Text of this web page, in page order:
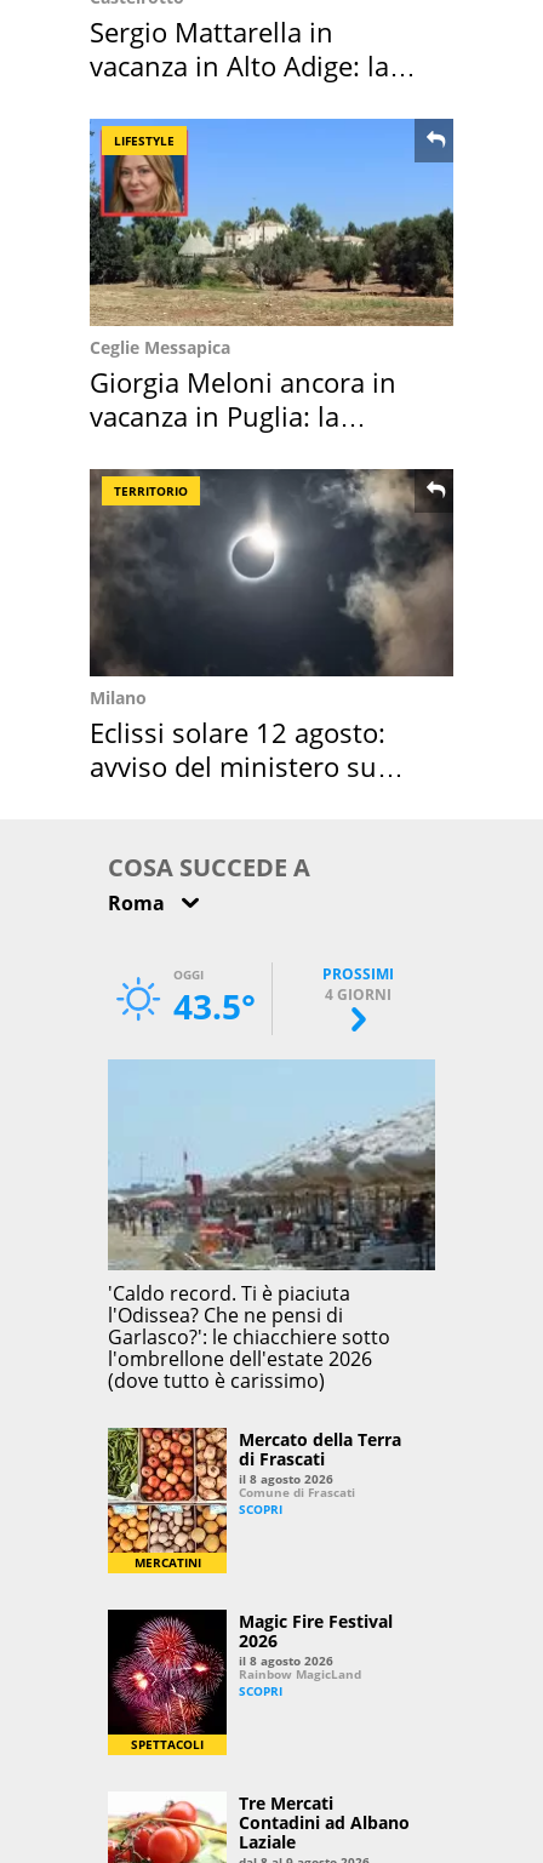
Sergio Mattarella in
vacanza in Alto Adige: la
LIFESTYLE
Ceglie Messapica
Giorgia Meloni ancora in
vacanza in Puglia: la
TERRITORIO
Milano
Eclissi solare 12 agosto:
avviso del ministero su